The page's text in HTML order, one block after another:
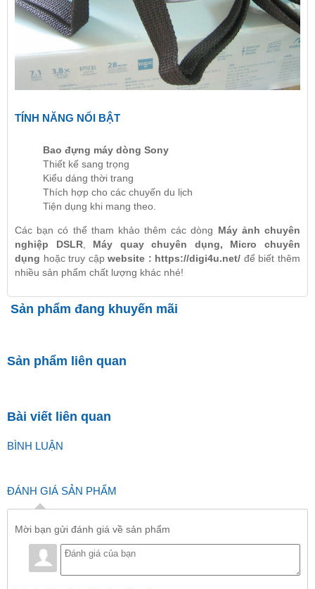
TÍNH NĂNG NỔI BẬT
Bao đựng máy dòng Sony
Thiết kế sang trọng
Kiểu dáng thời trang
Thích hợp cho các chuyến du lịch
Tiện dụng khi mang theo.
Các bạn có thể tham khảo thêm các dòng Máy ảnh chuyên
nghiệp DSLR, Máy quay chuyên dụng, Micro chuyên
dụng hoặc truy cậpwebsite : https://digi4u.net/ để biết thêm
nhiều sản phẩm chất lượng khác nhé!
Sản phẩm đang khuyến mãi
Sản phẩm liên quan
Bài viết liên quan
BÌNH LUẬN
ĐÁNH GIÁ SẢN PHẨM
Mời bạn gửi đánh giá về sản phẩm